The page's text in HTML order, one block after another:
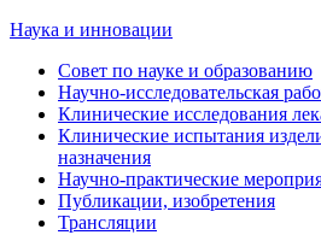
Наука и инновации
Совет по науке и образованию
Научно-исследовательская
Клинические исследования
Клинические испытания
назначения
Научно-практические
Публикации, изобретения
Трансляции